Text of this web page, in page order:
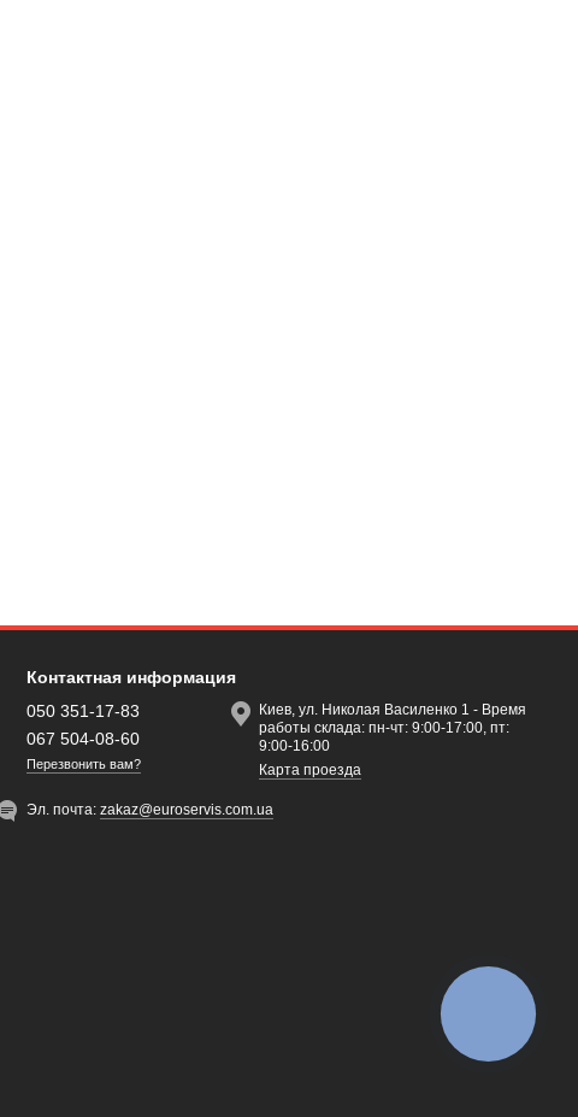
Контактная информация
050 351-17-83
067 504-08-60
Перезвонить вам?
Киев, ул. Николая Василенко 1 - Время
работы склада: пн-чт: 9:00-17:00, пт:
9:00-16:00
Карта проезда
Эл. почта:zakaz@euroservis.com.ua